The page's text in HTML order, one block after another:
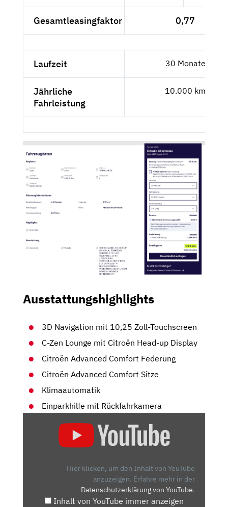
Gesamtleasingfaktor 0,77
Laufzeit 30 Monate
Jährliche
Fahrleistung
10.000 km
Ausstattungshighlights
3D Navigation mit 10,25 Zoll-Touchscreen
C-Zen Lounge mit Citroën Head-up Display
Citroën Advanced Comfort Federung
Citroën Advanced Comfort Sitze
Klimaautomatik
Einparkhilfe mit Rückfahrkamera
AIRCROSS
Hier klicken, um den Inhalt von YouTube
anzuzeigen. Erfahre mehr in der
Datenschutzerklärung von YouTube.
Inhalt von YouTube immer anzeigen